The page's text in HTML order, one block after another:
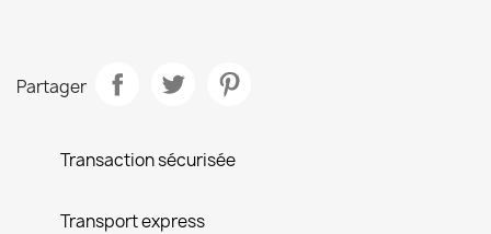
Partager
Transaction sécurisée
Transport express